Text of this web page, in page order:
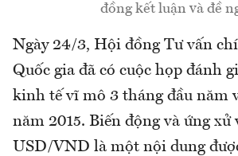
đồng kết luận và đề
Ngày 24/3, Hội đồng Tư vấn
Quốc gia đã có cuộc họp đánh
kinh tế vĩ mô 3 tháng đầu năm
năm 2015. Biến động và ứng xử
USD/VND là một nội dung